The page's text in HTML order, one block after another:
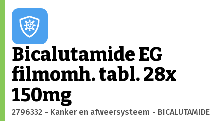
Bicalutamide EG
filmomh. tabl. 28x
150mg
2796332 - Kanker en afweersysteem - BICALUTAMIDE